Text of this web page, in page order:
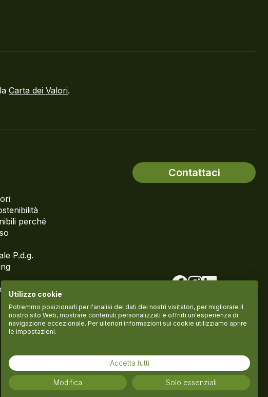
Carta dei Valori.
perché
P.d.g.
Contattaci
Termini del servizio Informativa PrivacyCookie policy
Utilizzo cookie
Potremmo posizionarli per l'analisi dei dati dei nostri visitatori, per migliorare il
nostro sito Web, mostrare contenuti personalizzati e offrirti un'esperienza di
navigazione eccezionale. Per ulteriori informazioni sui cookie utilizziamo aprire
le impostazioni.
Accetta tutti
Modifica Solo essenziali